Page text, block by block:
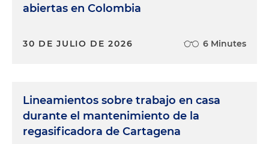
abiertas en Colombia
30 DE JULIO DE 2026 6 Minutes
Lineamientos sobre trabajo en casa
durante el mantenimiento de la
regasificadora de Cartagena